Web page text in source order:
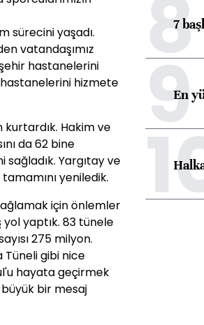
sürecini yaşadı.
vatandaşımız
hastanelerini
hizmete
kurtardık. Hakim ve
da 62 bine
Yargıtay ve
yeniledik.
için önlemler
yaptık. 83 tünele
275 milyon.
Tüneli gibi nice
hayata geçirmek
bir mesaj
8
7
9
En